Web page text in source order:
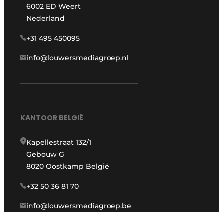
6002 ED Weert
Nederland
+31 495 450095
info@louwersmediagroep.nl
KANTOOR BELGIË
Kapellestraat 132/1
Gebouw G
8020 Oostkamp België
+32 50 36 81 70
info@louwersmediagroep.be